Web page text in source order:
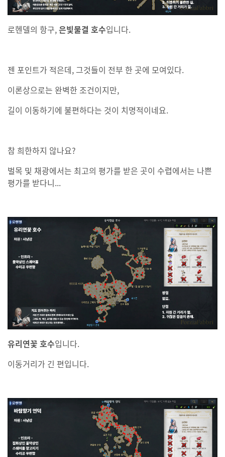
로헨델의 항구,은빛물결 호수입니다.
젠 포인트가 적은데, 그것들이 전부 한 곳에 모여있다.
이론상으로는 완벽한 조건이지만,
길이 이동하기에 불편하다는 것이 치명적이네요.
참 희한하지 않나요?
벌목 및 채광에서는 최고의 평가를 받은 곳이 수렵에서는 나쁜
평가를 받다니...
유리연꽃 호수입니다.
이동거리가 긴 편입니다.